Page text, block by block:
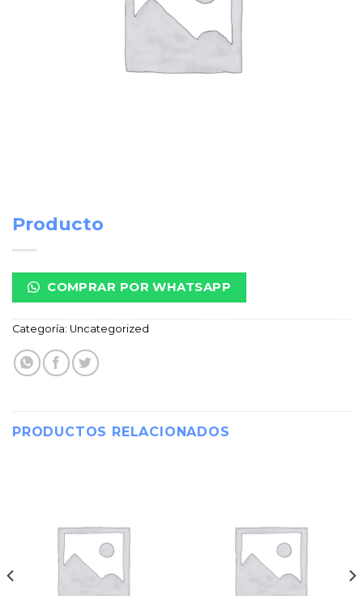
Producto
COMPRAR POR WHATSAPP
Categoría: Uncategorized
PRODUCTOS RELACIONADOS